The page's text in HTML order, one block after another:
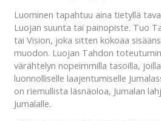
Luominen tapahtuu aina tietyllä
Luojan suunta tai painopiste. Tuo
tai Vision, joka sitten kokoaa
muodon. Luojan Tahdon
värähtelyn nopeimmilla tasoilla,
luonnolliselle laajentumiselle
on riemullista läsnäoloa, Jumalan
Jumalalle.